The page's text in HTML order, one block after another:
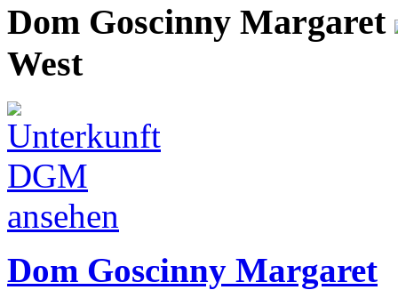
Dom Goscinny Margaret
West
Dom Goscinny Margaret